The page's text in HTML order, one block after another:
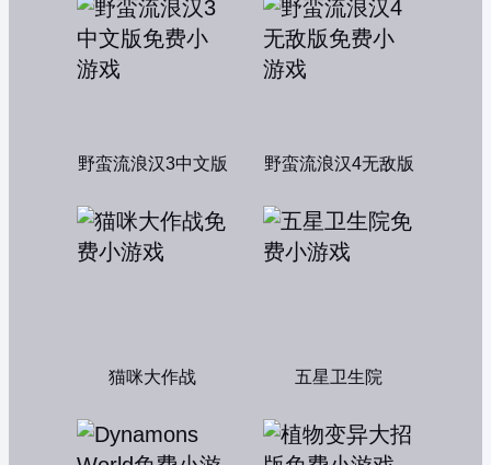
野蛮流浪汉3中文版 野蛮流浪汉4无敌版
猫咪大作战 五星卫生院